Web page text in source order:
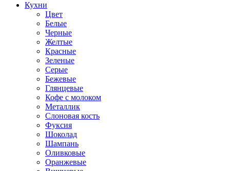
Кухни
Цвет
Белые
Черные
Желтые
Красные
Зеленые
Серые
Бежевые
Глянцевые
Кофе с молоком
Металлик
Слоновая кость
Фуксия
Шоколад
Шампань
Оливковые
Оранжевые